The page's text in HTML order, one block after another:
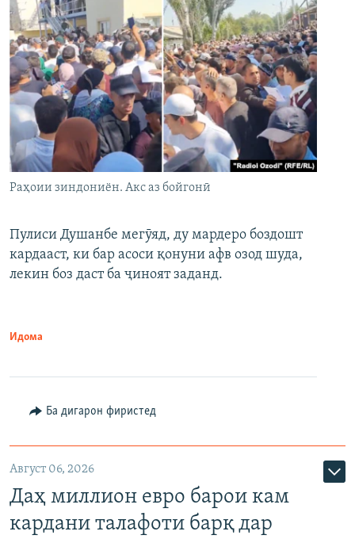
Раҳоии зиндониён. Акс аз бойгонӣ
Пулиси Душанбе мегӯяд, ду мардеро боздошт
кардааст, ки бар асоси қонуни афв озод шуда,
лекин боз даст ба ҷиноят заданд.
Идома
Ба дигарон фиристед
Август 06, 2026
Даҳ миллион евро барои кам
кардани талафоти барқ дар